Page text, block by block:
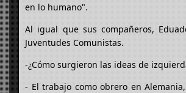
en lo humano".
Al igual que sus compañeros,
Juventudes Comunistas.
-¿Cómo surgieron las ideas de
- El trabajo como obrero en